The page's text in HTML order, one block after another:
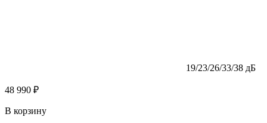
19/23/26/33/38 дБ
48 990 ₽
В корзину